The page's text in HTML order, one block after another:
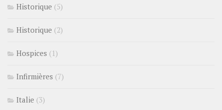
Historique (5)
Historique (2)
Hospices (1)
Infirmières (7)
Italie (3)